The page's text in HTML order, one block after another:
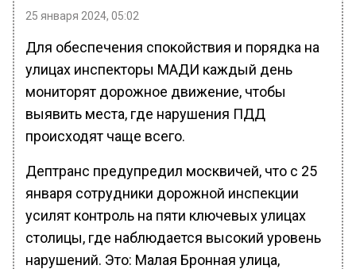
25 января 2024, 05:02
Для обеспечения спокойствия и порядка на
улицах инспекторы МАДИ каждый день
мониторят дорожное движение, чтобы
выявить места, где нарушения ПДД
происходят чаще всего.
Дептранс предупредил москвичей, что с 25
января сотрудники дорожной инспекции
усилят контроль на пяти ключевых улицах
столицы, где наблюдается высокий уровень
нарушений. Это: Малая Бронная улица,